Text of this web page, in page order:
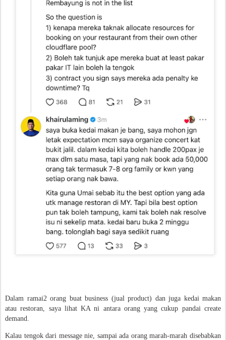
Dalam ramai2 orang buat business (jual product) dan juga kedai makan
atau restoran, saya lihat KA ni antara orang yang cukup pandai create
demand.
Kalau tengok dari message nie, sampai ada orang marah-marah disebabkan